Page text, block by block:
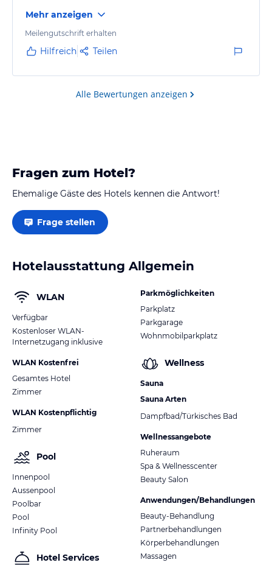
Mehr anzeigen
Meilengutschrift erhalten
Hilfreich Teilen
Alle Bewertungen anzeigen
Fragen zum Hotel?
Ehemalige Gäste des Hotels kennen die Antwort!
Frage stellen
Hotelausstattung Allgemein
WLAN
Verfügbar
Kostenloser WLAN-
Internetzugang inklusive
WLAN Kostenfrei
Gesamtes Hotel
Zimmer
WLAN Kostenpflichtig
Zimmer
Pool
Innenpool
Aussenpool
Poolbar
Pool
Infinity Pool
Hotel Services
Parkmöglichkeiten
Parkplatz
Parkgarage
Wohnmobilparkplatz
Wellness
Sauna
Sauna Arten
Dampfbad/Türkisches Bad
Wellnessangebote
Ruheraum
Spa & Wellnesscenter
Beauty Salon
Anwendungen/Behandlungen
Beauty-Behandlung
Partnerbehandlungen
Körperbehandlungen
Massagen